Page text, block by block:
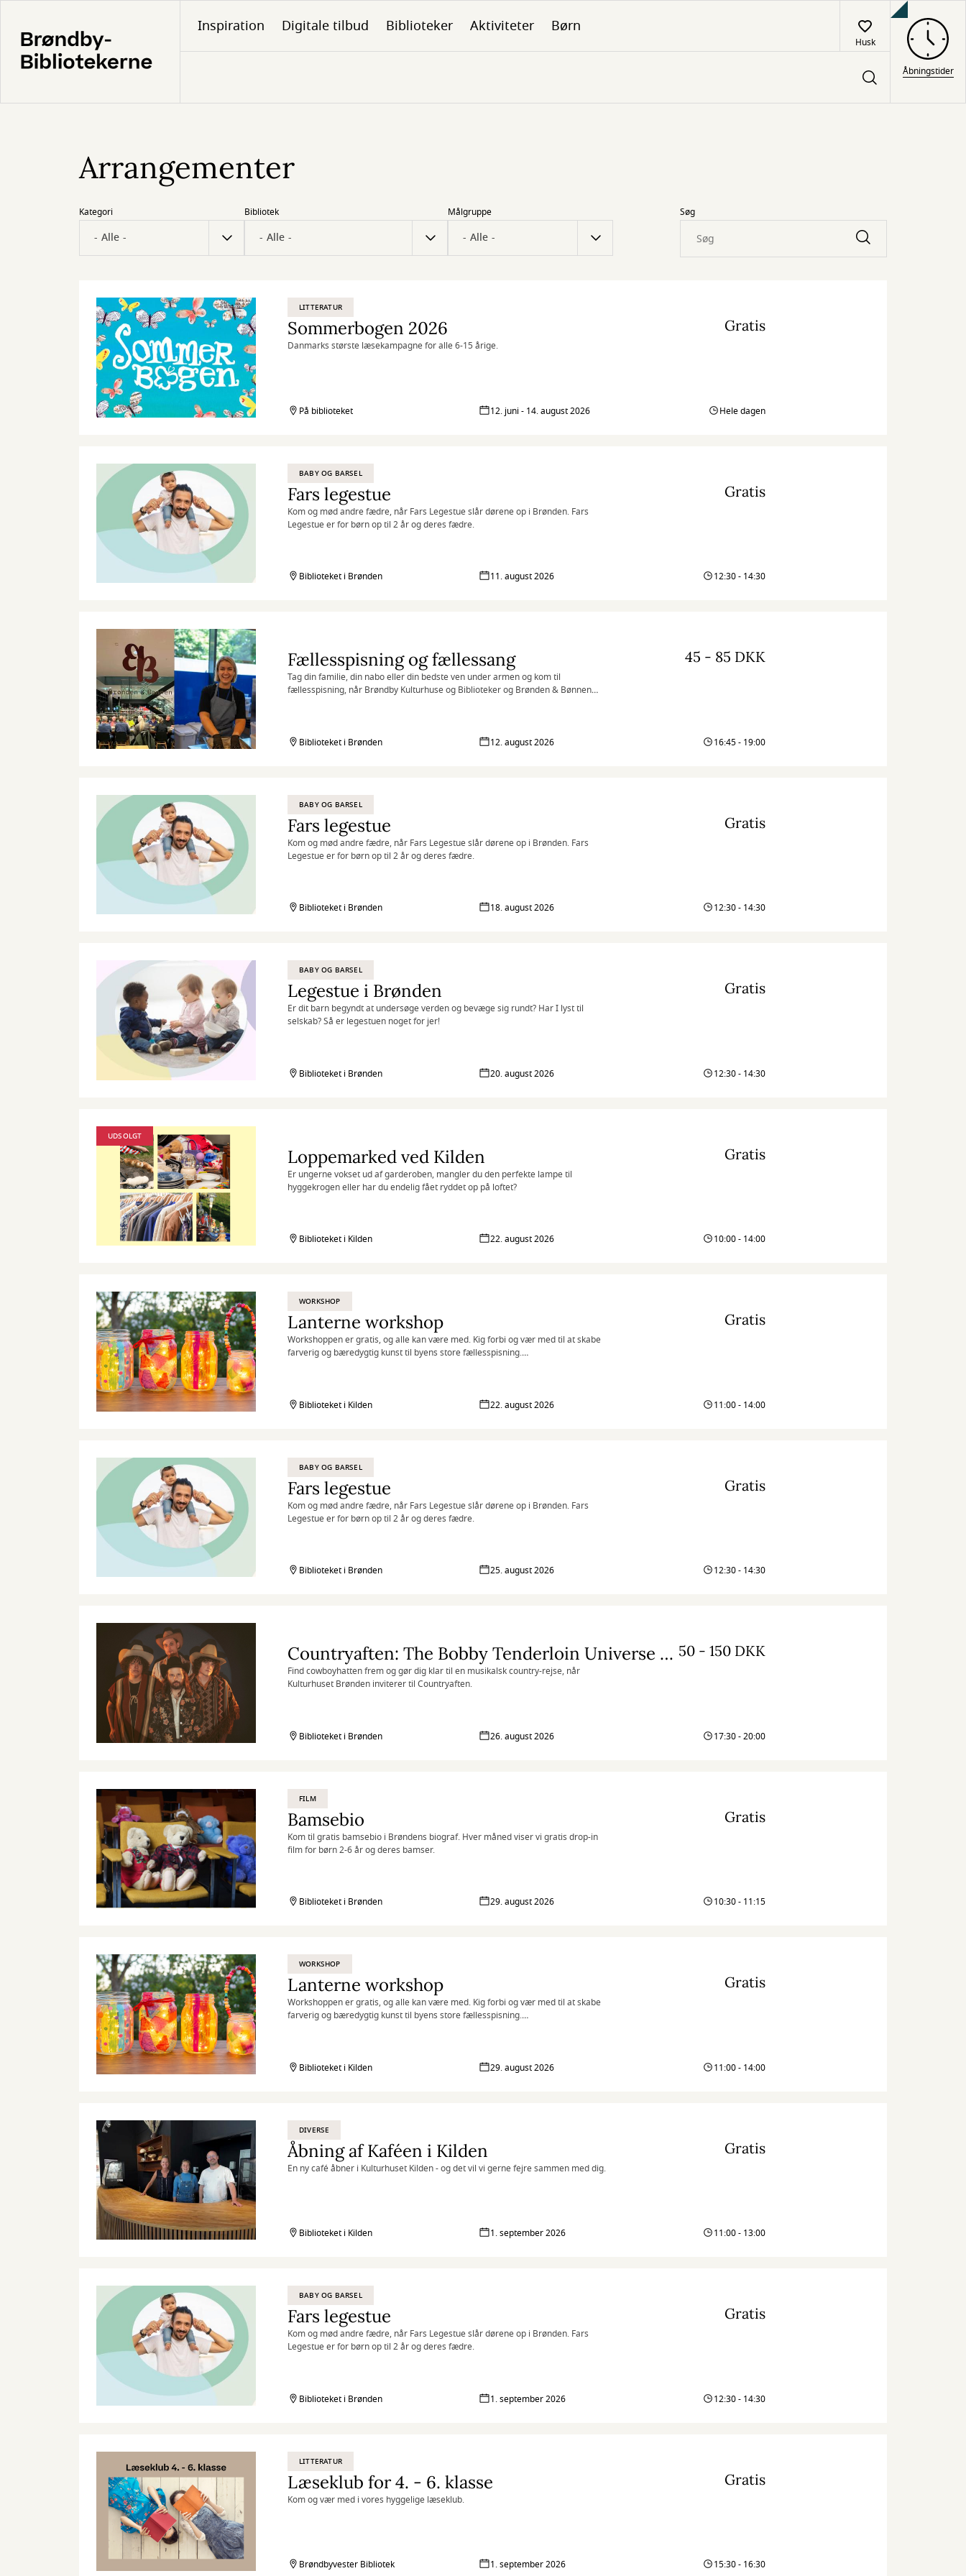
hovedindhold
Inspiration Digitale tilbud Biblioteker Aktiviteter Børn
Husk
Åbningstider
Arrangementer
Kategori Bibliotek Målgruppe Søg
LITTERATUR
Sommerbogen 2026
Danmarks største læsekampagne for alle 6-15 årige.
Gratis
På biblioteket 12. juni - 14. august 2026 Hele dagen
BABY OG BARSEL
Fars legestue
Kom og mød andre fædre, når Fars Legestue slår dørene op i Brønden. Fars
Legestue er for børn op til 2 år og deres fædre.
Gratis
Biblioteket i Brønden 11. august 2026 12:30 - 14:30
Fællesspisning og fællessang
Tag din familie, din nabo eller din bedste ven under armen og kom til
fællesspisning, når Brøndby Kulturhuse og Biblioteker og Brønden & Bønnen
45 - 85 DKK
Biblioteket i Brønden 12. august 2026 16:45 - 19:00
BABY OG BARSEL
Fars legestue
Kom og mød andre fædre, når Fars Legestue slår dørene op i Brønden. Fars
Legestue er for børn op til 2 år og deres fædre.
Gratis
Biblioteket i Brønden 18. august 2026 12:30 - 14:30
BABY OG BARSEL
Legestue i Brønden
Er dit barn begyndt at undersøge verden og bevæge sig rundt? Har I lyst til
selskab? Så er legestuen noget for jer!
Gratis
Biblioteket i Brønden 20. august 2026 12:30 - 14:30
UDSOLGT
Loppemarked ved Kilden
Er ungerne vokset ud af garderoben, mangler du den perfekte lampe til
hyggekrogen eller har du endelig fået ryddet op på loftet?
Gratis
Biblioteket i Kilden 22. august 2026 10:00 - 14:00
WORKSHOP
Lanterne workshop
Workshoppen er gratis, og alle kan være med. Kig forbi og vær med til at skabe
farverig og bæredygtig kunst til byens store fællesspisning.
Gratis
Biblioteket i Kilden 22. august 2026 11:00 - 14:00
BABY OG BARSEL
Fars legestue
Kom og mød andre fædre, når Fars Legestue slår dørene op i Brønden. Fars
Legestue er for børn op til 2 år og deres fædre.
Gratis
Biblioteket i Brønden 25. august 2026 12:30 - 14:30
Countryaften: The Bobby Tenderloin Universe og Aske Skat (med mulighed for fællesspisning)
Find cowboyhatten frem og gør dig klar til en musikalsk country-rejse, når
Kulturhuset Brønden inviterer til Countryaften.
50 - 150 DKK
Biblioteket i Brønden 26. august 2026 17:30 - 20:00
FILM
Bamsebio
Kom til gratis bamsebio i Brøndens biograf. Hver måned viser vi gratis drop-in
film for børn 2-6 år og deres bamser.
Gratis
Biblioteket i Brønden 29. august 2026 10:30 - 11:15
WORKSHOP
Lanterne workshop
Workshoppen er gratis, og alle kan være med. Kig forbi og vær med til at skabe
farverig og bæredygtig kunst til byens store fællesspisning.
Gratis
Biblioteket i Kilden 29. august 2026 11:00 - 14:00
DIVERSE
Åbning af Kaféen i Kilden
En ny café åbner i Kulturhuset Kilden - og det vil vi gerne fejre sammen med dig.
Gratis
Biblioteket i Kilden 1. september 2026 11:00 - 13:00
BABY OG BARSEL
Fars legestue
Kom og mød andre fædre, når Fars Legestue slår dørene op i Brønden. Fars
Legestue er for børn op til 2 år og deres fædre.
Gratis
Biblioteket i Brønden 1. september 2026 12:30 - 14:30
LITTERATUR
Læseklub for 4. - 6. klasse
Kom og vær med i vores hyggelige læseklub.
Gratis
Brøndbyvester Bibliotek 1. september 2026 15:30 - 16:30